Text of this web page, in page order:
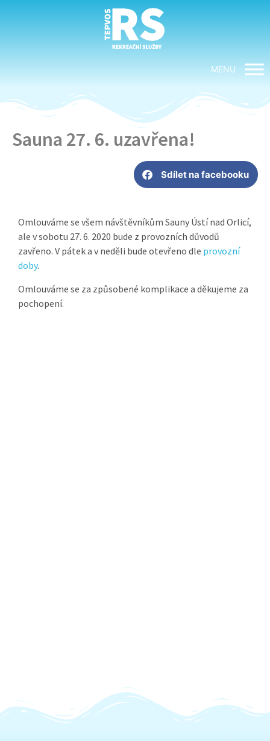
MENU
Sauna 27. 6. uzavřena!
Sdílet na facebooku
Omlouváme se všem návštěvníkům Sauny Ústí nad Orlicí,
ale v sobotu 27. 6. 2020 bude z provozních důvodů
zavřeno. V pátek a v neděli bude otevřeno dle provozní
doby.
Omlouváme se za způsobené komplikace a děkujeme za
pochopení.